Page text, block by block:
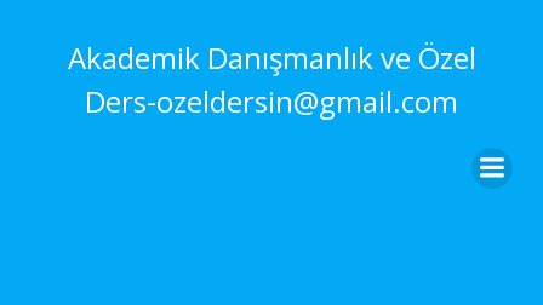
Akademik Danışmanlık ve Özel
Ders-ozeldersin@gmail.com